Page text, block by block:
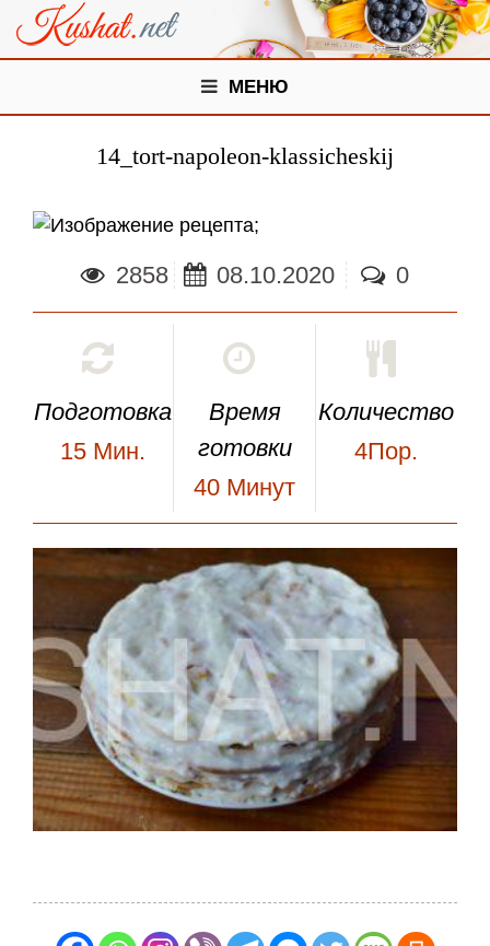
МЕНЮ
14_tort-napoleon-klassicheskij
;
2858 08.10.2020 0
Подготовка
15 Мин.
Время
готовки
40 Минут
Количество
4Пор.